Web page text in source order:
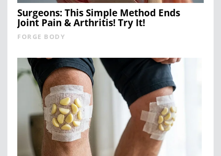
Surgeons: This Simple Method Ends
Joint Pain & Arthritis! Try It!
FORGE BODY